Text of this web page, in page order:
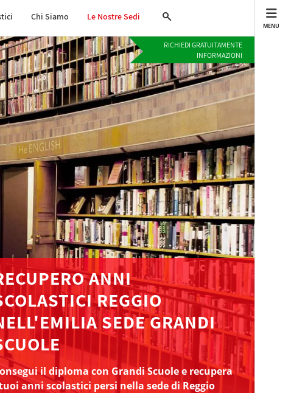
Chi Siamo Le Nostre Sedi
MENU
ANNI
REGGIO
SEDE GRANDI
il diploma con Grandi Scuole e recupera
anni scolastici persi nella sede di Reggio
RICHIEDI GRATUITAMENTE
INFORMAZIONI